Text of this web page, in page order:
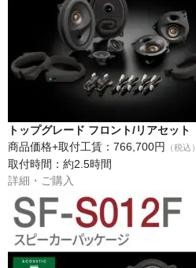
トップグレード フロント/リアセット
商品価格+取付工賃：766,700円
（税込）
取付時間：約2.5時間
詳細・ご購入